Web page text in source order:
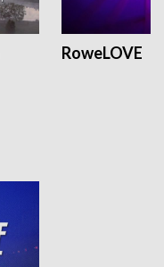
RoweLOVE